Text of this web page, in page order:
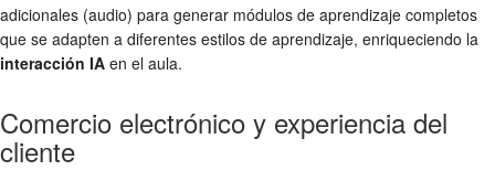
adicionales (audio) para generar módulos de aprendizaje completos
que se adapten a diferentes estilos de aprendizaje, enriqueciendo la
interacción IA en el aula.
Comercio electrónico y experiencia del
cliente